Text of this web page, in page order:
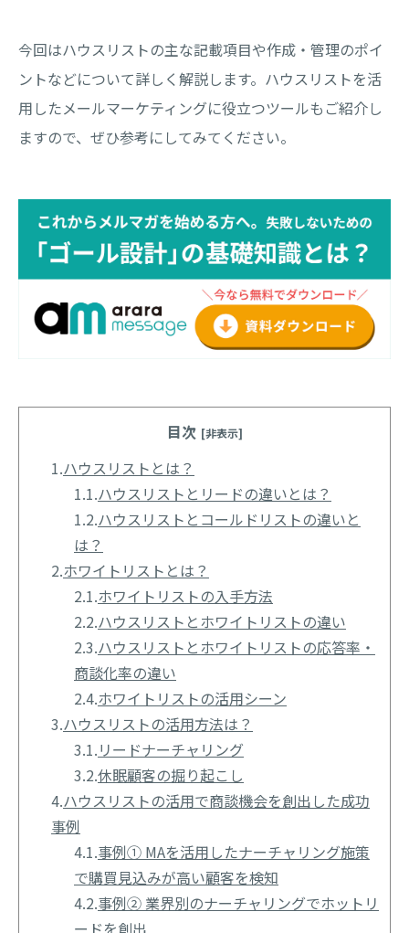
今回はハウスリストの主な記載項目や作成・管理のポイ
ントなどについて詳しく解説します。ハウスリストを活
用したメールマーケティングに役立つツールもご紹介し
ますので、ぜひ参考にしてみてください。
目次 [非表示]
1.ハウスリストとは？
1.1.ハウスリストとリードの違いとは？
1.2.ハウスリストとコールドリストの違いと
は？
2.ホワイトリストとは？
2.1.ホワイトリストの入手方法
2.2.ハウスリストとホワイトリストの違い
2.3.ハウスリストとホワイトリストの応答率・
商談化率の違い
2.4.ホワイトリストの活用シーン
3.ハウスリストの活用方法は？
3.1.リードナーチャリング
3.2.休眠顧客の掘り起こし
4.ハウスリストの活用で商談機会を創出した成功
事例
4.1.事例① MAを活用したナーチャリング施策
で購買見込みが高い顧客を検知
4.2.事例② 業界別のナーチャリングでホットリ